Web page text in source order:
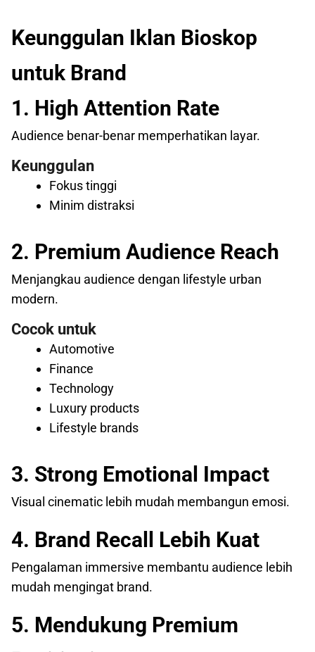
Keunggulan Iklan Bioskop
untuk Brand
1. High Attention Rate
Audience benar-benar memperhatikan layar.
Keunggulan
Fokus tinggi
Minim distraksi
2. Premium Audience Reach
Menjangkau audience dengan lifestyle urban
modern.
Cocok untuk
Automotive
Finance
Technology
Luxury products
Lifestyle brands
3. Strong Emotional Impact
Visual cinematic lebih mudah membangun emosi.
4. Brand Recall Lebih Kuat
Pengalaman immersive membantu audience lebih
mudah mengingat brand.
5. Mendukung Premium